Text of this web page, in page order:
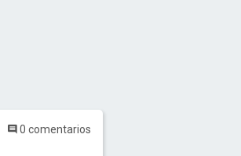
0 comentarios